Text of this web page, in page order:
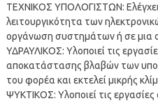
ΤΕΧΝΙΚΟΣ ΥΠΟΛΟΓΙΣΤΩΝ: Ελέγχει
λειτουργικότητα των
οργάνωση συστημάτων ή σε μια
ΥΔΡΑΥΛΙΚΟΣ: Υλοποιεί τις
αποκατάστασης βλαβών των
του φορέα και εκτελεί μικρής
ΨΥΚΤΙΚΟΣ: Υλοποιεί τις